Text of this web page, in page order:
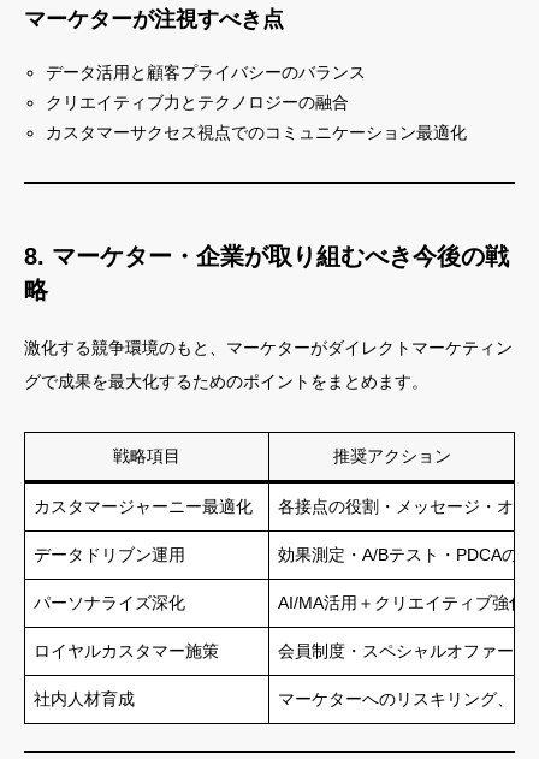
マーケターが注視すべき点
データ活用と顧客プライバシーのバランス
クリエイティブ力とテクノロジーの融合
カスタマーサクセス視点でのコミュニケーション最適化
8. マーケター・企業が取り組むべき今後の戦
略
激化する競争環境のもと、マーケターがダイレクトマーケティン
グで成果を最大化するためのポイントをまとめます。
戦略項目 推奨アクション
カスタマージャーニー最適化 各接点の役割・メッセージ・オフ
データドリブン運用 効果測定・A/Bテスト・PDCAの
パーソナライズ深化 AI/MA活用＋クリエイティブ強化
ロイヤルカスタマー施策 会員制度・スペシャルオファー・
社内人材育成 マーケターへのリスキリング、